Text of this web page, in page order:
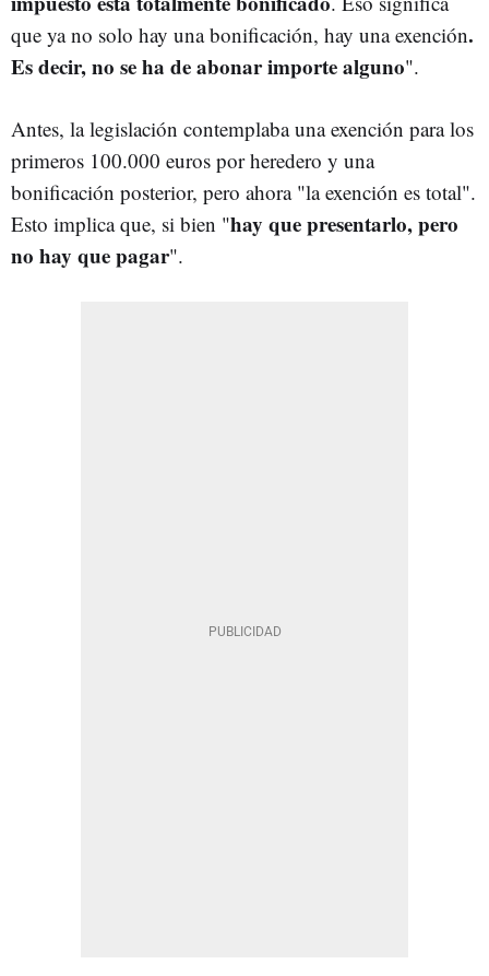
que ya no solo hay una bonificación, hay una exención.
Es decir, no se ha de abonar importe alguno".
Antes, la legislación contemplaba una exención para los
primeros 100.000 euros por heredero y una
bonificación posterior, pero ahora "la exención es total".
Esto implica que, si bien "hay que presentarlo, pero
no hay que pagar".